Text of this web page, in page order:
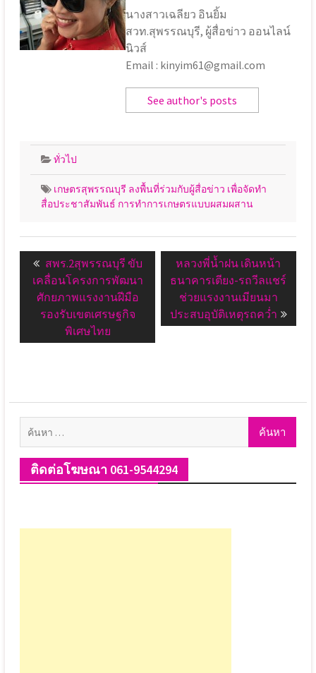
นางสาวเฉลียว อินยิ้ม
สวท.สุพรรณบุรี, ผู้สื่อข่าว ออนไลน์
นิวส์
Email : kinyim61@gmail.com
See author's posts
ทั่วไป
เกษตรสุพรรณบุรี ลงพื้นที่ร่วมกับผู้สื่อข่าว เพื่อจัดทำ
สื่อประชาสัมพันธ์ การทำการเกษตรแบบผสมผสาน
แนะแนว
เรื่องPrevious
post:
สพร.2สุพรรณบุรี ขับ
เคลื่อนโครงการพัฒนา
ศักยภาพแรงงานฝีมือ
รองรับเขตเศรษฐกิจ
พิเศษไทย
Next
post:
หลวงพี่น้ำฝน เดินหน้า
ธนาคารเตียง-รถวีลแชร์
ช่วยแรงงานเมียนมา
ประสบอุบัติเหตุรถคว่ำ
ค้นหา
ติดต่อโฆษณา 061-9544294